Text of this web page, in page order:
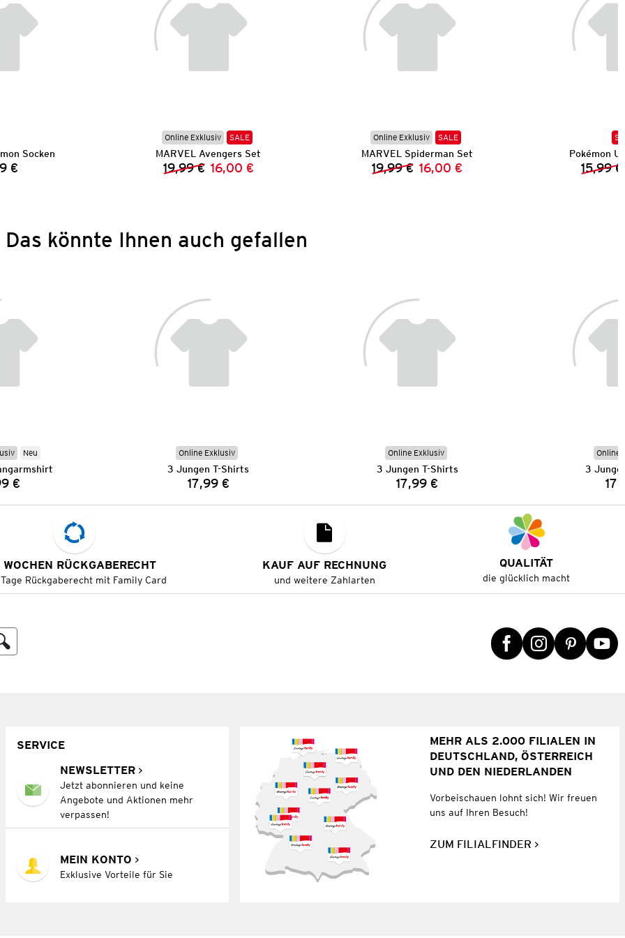
Socken
€
Online Exklusiv SALE
MARVEL Avengers Set
Vorheriger Preis:
19,99 € Neuer Preis:
16,00 €
Online Exklusiv SALE
MARVEL Spiderman Set
Vorheriger Preis:
19,99 € Neuer Preis:
16,00 €
Pokémon
15,99 €
Das könnte Ihnen auch gefallen
Neu
€
Online Exklusiv
3 Jungen T-Shirts
Preis:
17,99 €
Online Exklusiv
3 Jungen T-Shirts
Preis:
17,99 €
Online
3
RÜCKGABERECHT
Rückgaberecht mit Family Card
KAUF AUF RECHNUNG
und weitere Zahlarten
QUALITÄT
die glücklich macht
SERVICE
NEWSLETTER
Jetzt abonnieren und keine
Angebote und Aktionen mehr
verpassen!
MEIN KONTO
Exklusive Vorteile für Sie
MEHR ALS 2.000 FILIALEN IN
DEUTSCHLAND, ÖSTERREICH
UND DEN NIEDERLANDEN
Vorbeischauen lohnt sich! Wir freuen
uns auf Ihren Besuch!
ZUM FILIALFINDER